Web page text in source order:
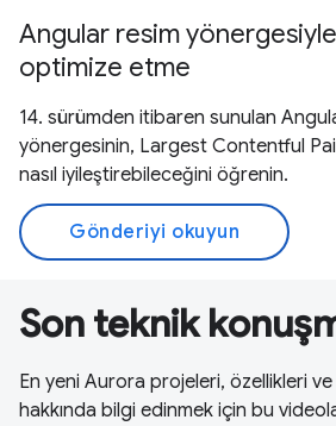
Angular resim
optimize etme
14. sürümden itibaren sunulan
yönergesinin, Largest Contentful
nasıl iyileştirebileceğini öğrenin.
Gönderiyi okuyun
Son teknik
En yeni Aurora projeleri, özellikleri ve
hakkında bilgi edinmek için bu